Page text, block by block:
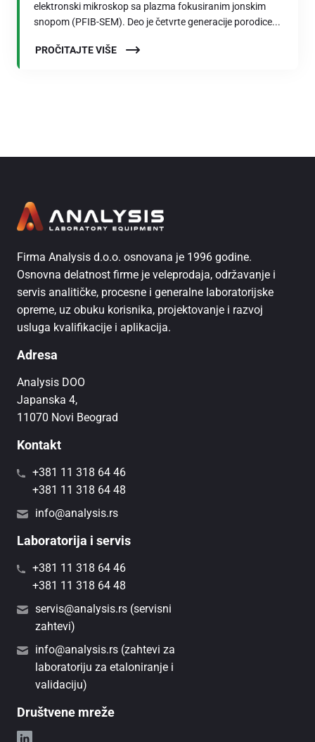
elektronski mikroskop sa plazma fokusiranim jonskim
snopom (PFIB-SEM). Deo je četvrte generacije porodice...
PROČITAJTE VIŠE
Firma Analysis d.o.o. osnovana je 1996 godine.
Osnovna delatnost firme je veleprodaja, održavanje i
servis analitičke, procesne i generalne laboratorijske
opreme, uz obuku korisnika, projektovanje i razvoj
usluga kvalifikacije i aplikacija.
Adresa
Analysis DOO
Japanska 4,
11070 Novi Beograd
Kontakt
+381 11 318 64 46
+381 11 318 64 48
info@analysis.rs
Laboratorija i servis
+381 11 318 64 46
+381 11 318 64 48
servis@analysis.rs (servisni
zahtevi)
info@analysis.rs (zahtevi za
laboratoriju za etaloniranje i
validaciju)
Društvene mreže